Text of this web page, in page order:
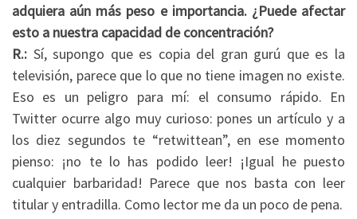
adquiera aún más peso e importancia. ¿Puede afectar
esto a nuestra capacidad de concentración?
R.: Sí, supongo que es copia del gran gurú que es la
televisión, parece que lo que no tiene imagen no existe.
Eso es un peligro para mí: el consumo rápido. En
Twitter ocurre algo muy curioso: pones un artículo y a
los diez segundos te “retwittean”, en ese momento
pienso: ¡no te lo has podido leer! ¡Igual he puesto
cualquier barbaridad! Parece que nos basta con leer
titular y entradilla. Como lector me da un poco de pena.